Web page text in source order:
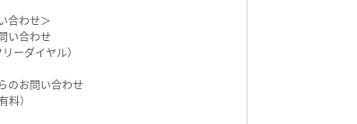
合わせ＞
い合わせ
ーダイヤル）
のお問い合わせ
）